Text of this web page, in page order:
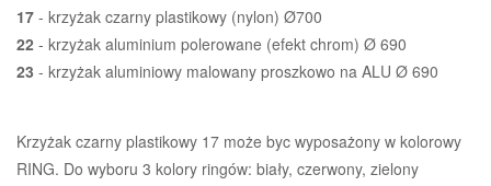
17 - krzyżak czarny plastikowy (nylon) Ø700
22 - krzyżak aluminium polerowane (efekt chrom) Ø 690
23 - krzyżak aluminiowy malowany proszkowo na ALU Ø 690
Krzyżak czarny plastikowy 17 może byc wyposażony w kolorowy
RING. Do wyboru 3 kolory ringów: biały, czerwony, zielony